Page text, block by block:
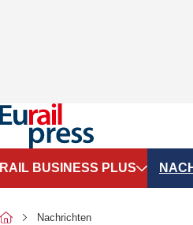
RAIL BUSINESS PLUS
Nachrichten